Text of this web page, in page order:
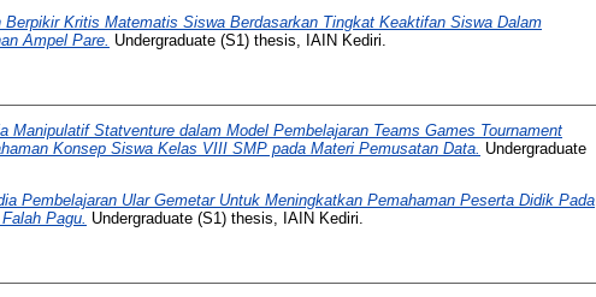
Berpikir Kritis Matematis Siswa Berdasarkan Tingkat Keaktifan Siswa Dalam
Ampel Pare. Undergraduate (S1) thesis, IAIN Kediri.
Manipulatif Statventure dalam Model Pembelajaran Teams Games Tournament
Konsep Siswa Kelas VIII SMP pada Materi Pemusatan Data. Undergraduate
Pembelajaran Ular Gemetar Untuk Meningkatkan Pemahaman Peserta Didik Pada
Pagu. Undergraduate (S1) thesis, IAIN Kediri.